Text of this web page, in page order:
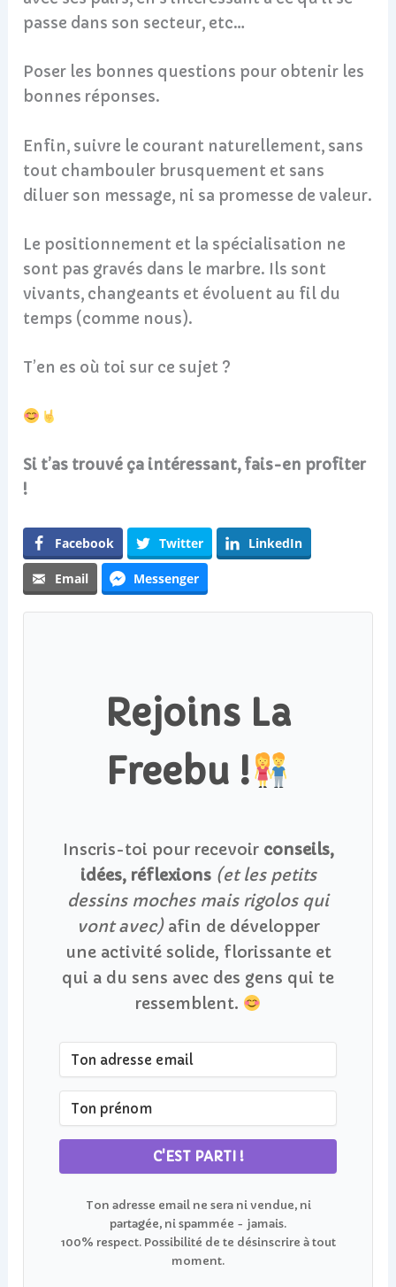
passe dans son secteur, etc…
Poser les bonnes questions pour obtenir les
bonnes réponses.
Enfin, suivre le courant naturellement, sans
tout chambouler brusquement et sans
diluer son message, ni sa promesse de valeur.
Le positionnement et la spécialisation ne
sont pas gravés dans le marbre. Ils sont
vivants, changeants et évoluent au fil du
temps (comme nous).
T’en es où toi sur ce sujet ?
Si t’as trouvé ça intéressant, fais-en profiter
!
Facebook Twitter LinkedIn
Email Messenger
Rejoins La
Freebu !
Inscris-toi pour recevoirconseils,
idées, réflexions(et les petits
dessins moches mais rigolos qui
vont avec) afin de développer
une activité solide, florissante et
qui a du sens avec des gens qui te
ressemblent.
C'EST PARTI !
Ton adresse email ne sera ni vendue, ni
partagée, ni spammée - jamais.
100% respect. Possibilité de te désinscrire à tout
moment.